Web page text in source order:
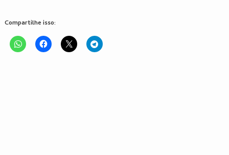
Compartilhe isso: